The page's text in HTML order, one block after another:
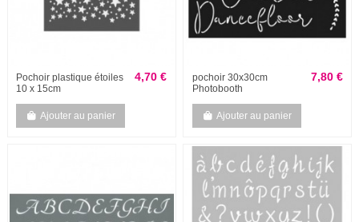
Pochoir plastique étoiles
10 x 15cm
4,70 €
Ajouter au panier
pochoir 30x30cm
Photobooth
7,80 €
Ajouter au panier